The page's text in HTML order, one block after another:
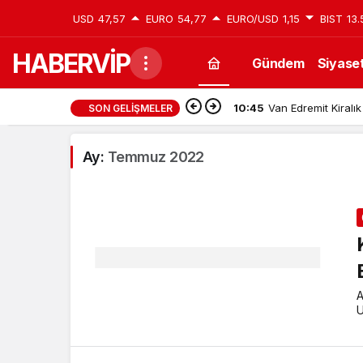
USD 47,57 EURO 54,77 EURO/USD 1,15 BIST
HABERVİP Gündem
SON GELIŞMELER 10:45 Van Edremit
Ay: Temmuz 2022